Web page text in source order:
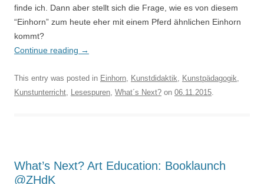
finde ich. Dann aber stellt sich die Frage, wie es von diesem
“Einhorn” zum heute eher mit einem Pferd ähnlichen Einhorn
kommt?
Continue reading →
This entry was posted in Einhorn, Kunstdidaktik, Kunstpädagogik,
Kunstunterricht, Lesespuren, What´s Next? on 06.11.2015.
What’s Next? Art Education: Booklaunch
@ZHdK